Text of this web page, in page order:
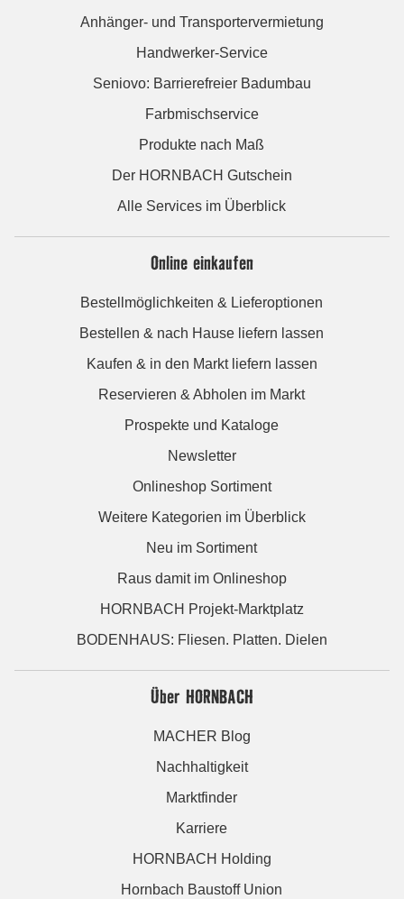
Anhänger- und Transportervermietung
Handwerker-Service
Seniovo: Barrierefreier Badumbau
Farbmischservice
Produkte nach Maß
Der HORNBACH Gutschein
Alle Services im Überblick
Online einkaufen
Bestellmöglichkeiten & Lieferoptionen
Bestellen & nach Hause liefern lassen
Kaufen & in den Markt liefern lassen
Reservieren & Abholen im Markt
Prospekte und Kataloge
Newsletter
Onlineshop Sortiment
Weitere Kategorien im Überblick
Neu im Sortiment
Raus damit im Onlineshop
HORNBACH Projekt-Marktplatz
BODENHAUS: Fliesen. Platten. Dielen
Über HORNBACH
MACHER Blog
Nachhaltigkeit
Marktfinder
Karriere
HORNBACH Holding
Hornbach Baustoff Union